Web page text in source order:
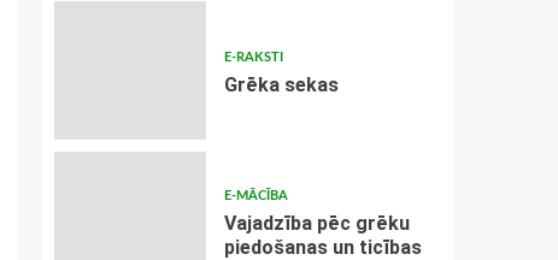
E-RAKSTI
Grēka sekas
E-MĀCĪBA
Vajadzība pēc grēku
piedošanas un ticības